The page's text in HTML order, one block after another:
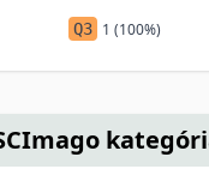
Q3 1 (100%)